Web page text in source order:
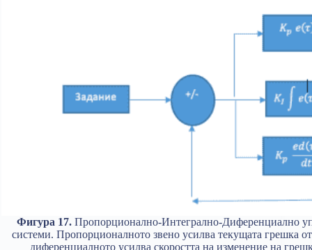
Фигура 17.Пропорционално-Интегрално-Диференциално
системи. Пропорционалното звено усилва текущата грешка
диференциалното усилва скоростта на изменение на